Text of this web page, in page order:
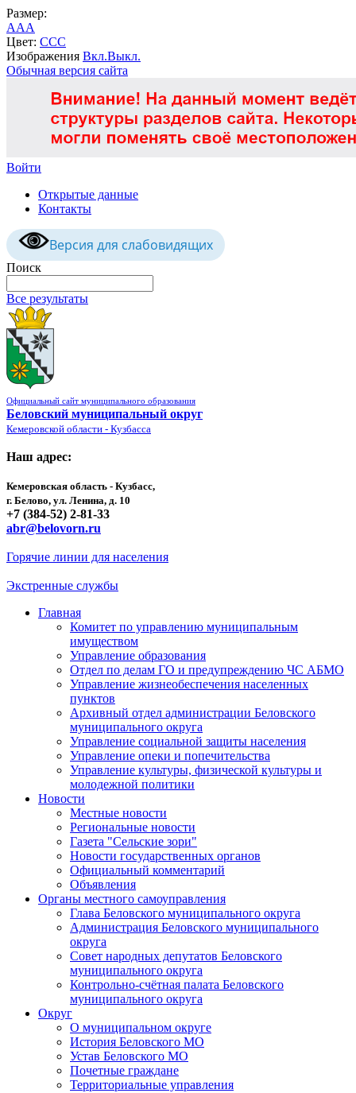
Размер:
AAA
Цвет: CCC
Изображения Вкл.Выкл.
Обычная версия сайта
Войти
Открытые данные
Контакты
Версия для слабовидящих
Поиск
Все результаты
Официальный сайт муниципального образования
Беловский муниципальный округ
Кемеровской области - Кузбасса
Наш адрес:
Кемеровская область - Кузбасс,
г. Белово, ул. Ленина, д. 10
+7 (384-52) 2-81-33
abr@belovorn.ru
Горячие линии для населения
Экстренные службы
Главная
Комитет по управлению муниципальным
имуществом
Управление образования
Отдел по делам ГО и предупреждению ЧС АБМО
Управление жизнеобеспечения населенных
пунктов
Архивный отдел администрации Беловского
муниципального округа
Управление социальной защиты населения
Управление опеки и попечительства
Управление культуры, физической культуры и
молодежной политики
Новости
Местные новости
Региональные новости
Газета "Сельские зори"
Новости государственных органов
Официальный комментарий
Объявления
Органы местного самоуправления
Глава Беловского муниципального округа
Администрация Беловского муниципального
округа
Совет народных депутатов Беловского
муниципального округа
Контрольно-счётная палата Беловского
муниципального округа
Округ
О муниципальном округе
История Беловского МО
Устав Беловского МО
Почетные граждане
Территориальные управления